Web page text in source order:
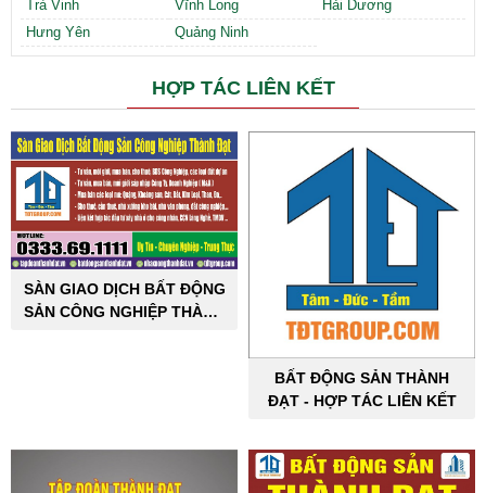
Trà Vinh Vĩnh Long
Hải Dương
Hưng Yên
Quảng Ninh
HỢP TÁC LIÊN KẾT
SÀN GIAO DỊCH BẤT ĐỘNG
SẢN CÔNG NGHIỆP THÀNH
BẤT ĐỘNG SẢN THÀNH
ĐẠT - HỢP TÁC LIÊN KẾT